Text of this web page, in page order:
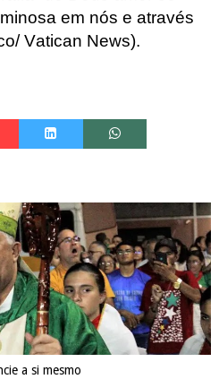
em nós e através
/ Vatican News).
a si mesmo